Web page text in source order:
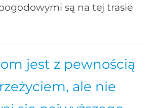
są na tej trasie
jest z pewnością
ale nie